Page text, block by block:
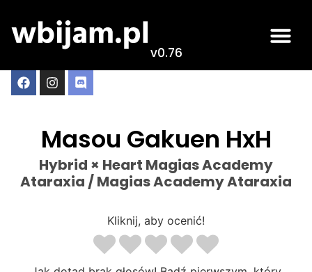
v0.76
Masou Gakuen HxH
Hybrid × Heart Magias Academy
Ataraxia / Magias Academy Ataraxia
Kliknij, aby ocenić!